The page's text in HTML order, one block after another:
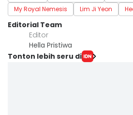
My Royal Nemesis
Lim Ji Yeon
Editorial Team
Editor
Hella Pristiwa
Tonton lebih seru di